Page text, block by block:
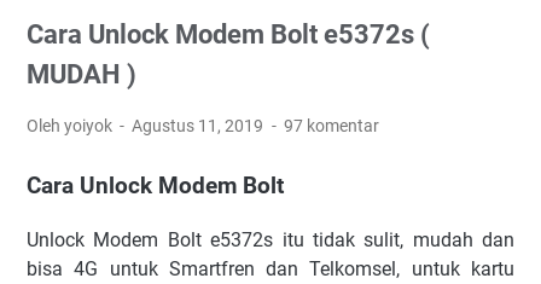
Cara Unlock Modem Bolt e5372s (
MUDAH )
Oleh yoiyok Agustus 11, 2019 97 komentar
Cara Unlock Modem Bolt
Unlock Modem Bolt e5372s itu tidak sulit, mudah dan
bisa 4G untuk Smartfren dan Telkomsel, untuk kartu